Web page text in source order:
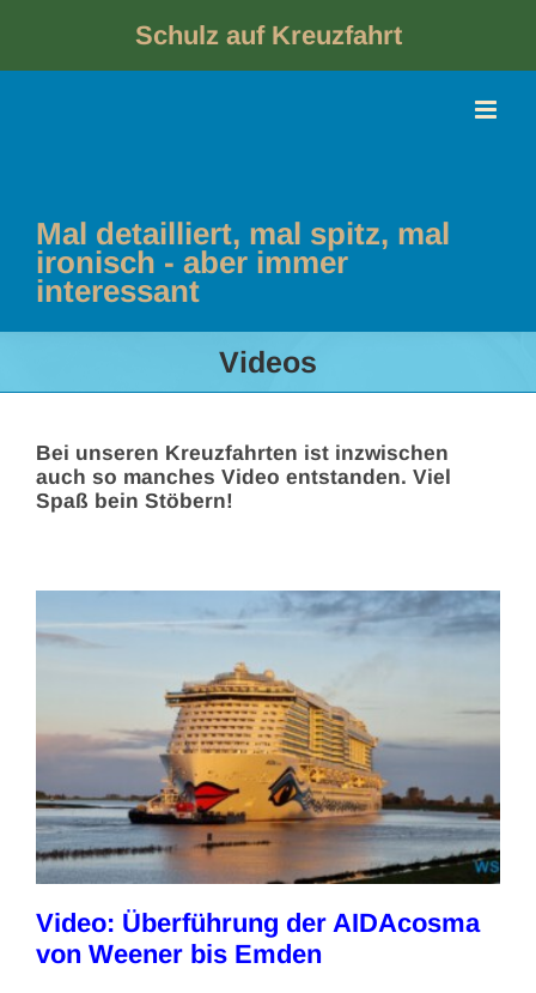
Schulz auf Kreuzfahrt
Mal detailliert, mal spitz, mal
ironisch - aber immer
interessant
Videos
Bei unseren Kreuzfahrten ist inzwischen
auch so manches Video entstanden. Viel
Spaß bein Stöbern!
Video: Überführung der AIDAcosma
von Weener bis Emden